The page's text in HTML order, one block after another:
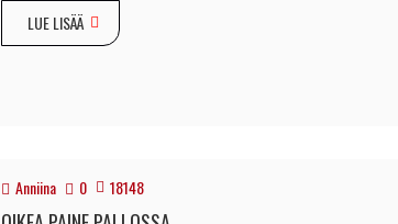
LUE LISÄÄ
Anniina 0 18148